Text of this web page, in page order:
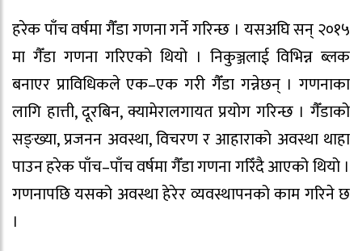
हरेक पाँच वर्षमा गैँडा गणना गर्ने गरिन्छ । यसअघि सन् २०१५
मा गैँडा गणना गरिएको थियो । निकुञ्जलाई विभिन्न ब्लक
बनाएर प्राविधिकले एक–एक गरी गैँडा गन्नेछन् । गणनाका
लागि हात्ती, दूरबिन, क्यामेरालगायत प्रयोग गरिन्छ । गैँडाको
सङ्ख्या, प्रजनन अवस्था, विचरण र आहाराको अवस्था थाहा
पाउन हरेक पाँच–पाँच वर्षमा गैँडा गणना गरिँदै आएको थियो ।
गणनापछि यसको अवस्था हेरेर व्यवस्थापनको काम गरिने छ
।